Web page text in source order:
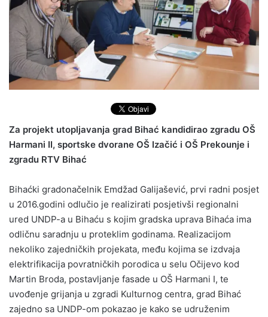
Za projekt utopljavanja grad Bihać kandidirao zgradu OŠ
Harmani II, sportske dvorane OŠ Izačić i OŠ Prekounje i
zgradu RTV Bihać
Bihaćki gradonačelnik Emdžad Galijašević, prvi radni posjet
u 2016.godini odlučio je realizirati posjetivši regionalni
ured UNDP-a u Bihaću s kojim gradska uprava Bihaća ima
odličnu saradnju u proteklim godinama. Realizacijom
nekoliko zajedničkih projekata, među kojima se izdvaja
elektrifikacija povratničkih porodica u selu Očijevo kod
Martin Broda, postavljanje fasade u OŠ Harmani I, te
uvođenje grijanja u zgradi Kulturnog centra, grad Bihać
zajedno sa UNDP-om pokazao je kako se udruženim